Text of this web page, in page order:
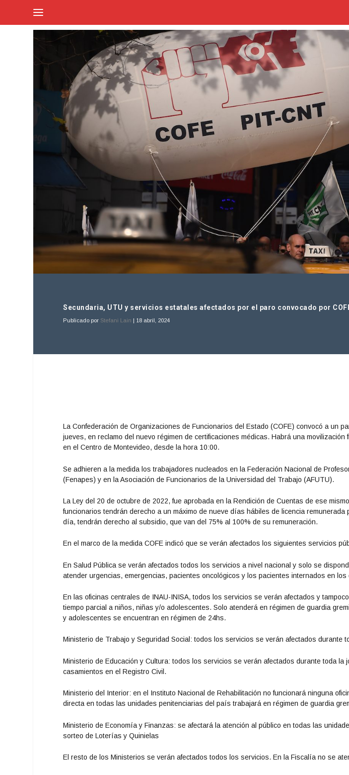
Secundaria, UTU y servicios estatales afectados por el paro convocado por
Publicado por Stefani Lain 18 abril, 2024
La Confederación de Organizaciones de Funcionarios del Estado (COFE) convocó a un
jueves, en reclamo del nuevo régimen de certificaciones médicas. Habrá una movilización
en el Centro de Montevideo, desde la hora 10:00.
Se adhieren a la medida los trabajadores nucleados en la Federación Nacional de
(Fenapes) y en la Asociación de Funcionarios de la Universidad del Trabajo (AFUTU).
La Ley del 20 de octubre de 2022, fue aprobada en la Rendición de Cuentas de ese
funcionarios tendrán derecho a un máximo de nueve días hábiles de licencia remunerada
día, tendrán derecho al subsidio, que van del 75% al 100% de su remuneración.
En el marco de la medida COFE indicó que se verán afectados los siguientes servicios
En Salud Pública se verán afectados todos los servicios a nivel nacional y solo se
atender urgencias, emergencias, pacientes oncológicos y los pacientes internados en
En las oficinas centrales de INAU-INISA, todos los servicios se verán afectados y
tiempo parcial a niños, niñas y/o adolescentes. Solo atenderá en régimen de guardia
y adolescentes se encuentran en régimen de 24hs.
Ministerio de Trabajo y Seguridad Social: todos los servicios se verán afectados durante
Ministerio de Educación y Cultura: todos los servicios se verán afectados durante toda la
casamientos en el Registro Civil.
Ministerio del Interior: en el Instituto Nacional de Rehabilitación no funcionará ninguna
directa en todas las unidades penitenciarias del país trabajará en régimen de guardia
Ministerio de Economía y Finanzas: se afectará la atención al público en todas las
sorteo de Loterías y Quinielas
El resto de los Ministerios se verán afectados todos los servicios. En la Fiscalía no se